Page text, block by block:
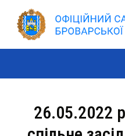
26.05.2022